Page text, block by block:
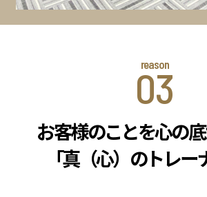
03
お客様のことを心の
「真（心）のトレー